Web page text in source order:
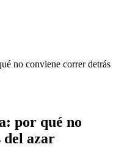
no conviene correr detrás
por qué no
del azar